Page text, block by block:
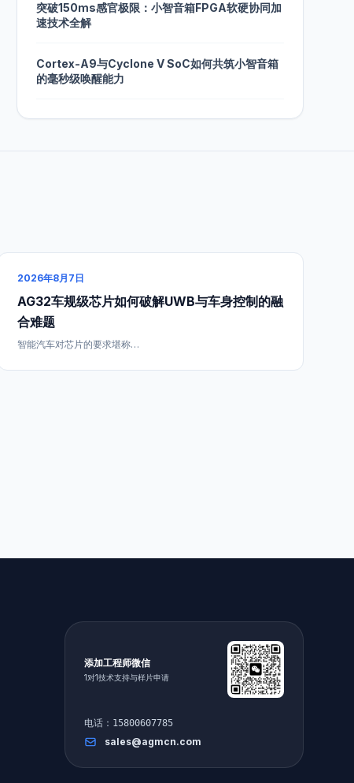
突破150ms感官极限：小智音箱FPGA软硬协同加
速技术全解
Cortex-A9与Cyclone V SoC如何共筑小智音箱
的毫秒级唤醒能力
2026年8月7日
AG32车规级芯片如何破解UWB与车身控制的融
合难题
智能汽车对芯片的要求堪称…
添加工程师微信
1对1技术支持与样片申请
电话：15800607785
sales@agmcn.com